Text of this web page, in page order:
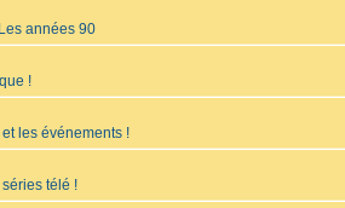
Les années 90
!
et les événements !
séries télé !